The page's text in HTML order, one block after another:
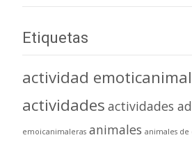
Etiquetas
actividad
actividades actividades
emoicanimaleras animales animales de